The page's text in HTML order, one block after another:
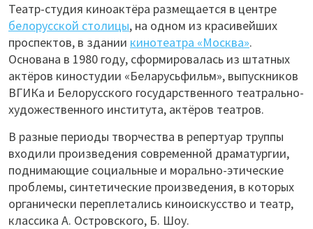
Театр-студия киноактёра размещается в центре
белорусской столицы, на одном из красивейших
проспектов, в здании кинотеатра «Москва».
Основана в 1980 году, сформировалась из штатных
актёров киностудии «Беларусьфильм», выпускников
ВГИКа и Белорусского государственного театрально-
художественного института, актёров театров.
В разные периоды творчества в репертуар труппы
входили произведения современной драматургии,
поднимающие социальные и морально-этические
проблемы, синтетические произведения, в которых
органически переплетались киноискусство и театр,
классика А. Островского, Б. Шоу.